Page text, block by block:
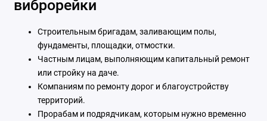
виброрейки
Строительным бригадам, заливающим полы,
фундаменты, площадки, отмостки.
Частным лицам, выполняющим капитальный ремонт
или стройку на даче.
Компаниям по ремонту дорог и благоустройству
территорий.
Прорабам и подрядчикам, которым нужно временно